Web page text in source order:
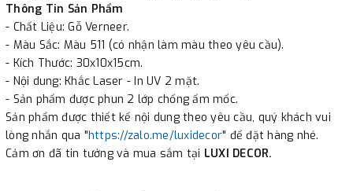
Thông Tin Sản Phẩm
- Chất Liệu: Gỗ Verneer.
- Màu Sắc: Màu 511 (có nhận làm màu theo yêu cầu).
- Kích Thước: 30x10x15cm.
- Nội dung: Khắc Laser - In UV 2 mặt.
- Sản phẩm được phun 2 lớp chống ẩm mốc.
Sản phẩm được thiết kế nội dung theo yêu cầu, quý khách vui
lòng nhắn qua "https://zalo.me/luxidecor" để đặt hàng nhé.
Cảm ơn đã tin tưởng và mua sắm tại LUXI DECOR.